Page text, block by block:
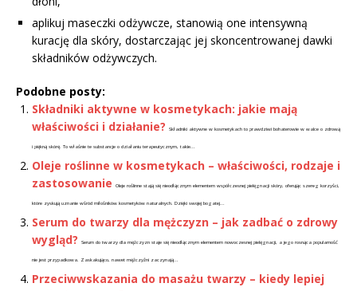
aplikuj maseczki odżywcze, stanowią one intensywną
kurację dla skóry, dostarczając jej skoncentrowanej dawki
składników odżywczych.
Podobne posty:
Składniki aktywne w kosmetykach: jakie mają
właściwości i działanie?
Składniki aktywne w kosmetykach to prawdziwi bohaterowie w walce o zdrową
i piękną skórę. To właśnie te substancje o działaniu terapeutycznym, takie...
Oleje roślinne w kosmetykach – właściwości, rodzaje i
zastosowanie
Oleje roślinne stają się nieodłącznym elementem współczesnej pielęgnacji skóry, oferując szereg korzyści,
które zyskują uznanie wśród miłośników kosmetyków naturalnych. Dzięki swojej bogatej...
Serum do twarzy dla mężczyzn – jak zadbać o zdrowy
wygląd?
Serum do twarzy dla mężczyzn staje się nieodłącznym elementem nowoczesnej pielęgnacji, a jego rosnąca popularność
nie jest przypadkowa. Zaskakująco, nawet mężczyźni zaczynają...
Przeciwwskazania do masażu twarzy – kiedy lepiej